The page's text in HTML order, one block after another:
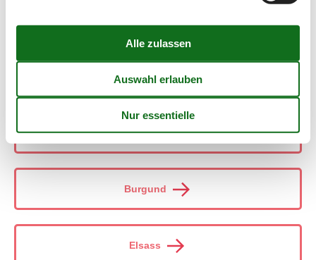
Atlantikküste
Bretagne
Burgund
Elsass